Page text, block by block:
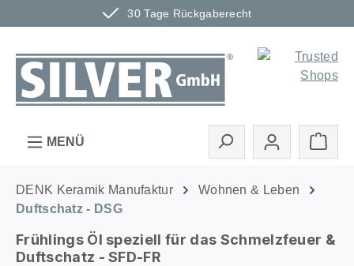
30 Tage Rückgaberecht
Zum Hauptinhalt springen
MENÜ
DENK Keramik Manufaktur
Wohnen & Leben
Duftschatz - DSG
Frühlings Öl speziell für das Schmelzfeuer &
Duftschatz - SFD-FR